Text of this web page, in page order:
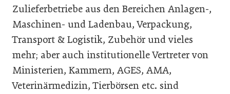
Zulieferbetriebe aus den Bereichen Anlagen-,
Maschinen- und Ladenbau, Verpackung,
Transport & Logistik, Zubehör und vieles
mehr; aber auch institutionelle Vertreter von
Ministerien, Kammern, AGES, AMA,
Veterinärmedizin, Tierbörsen etc. sind